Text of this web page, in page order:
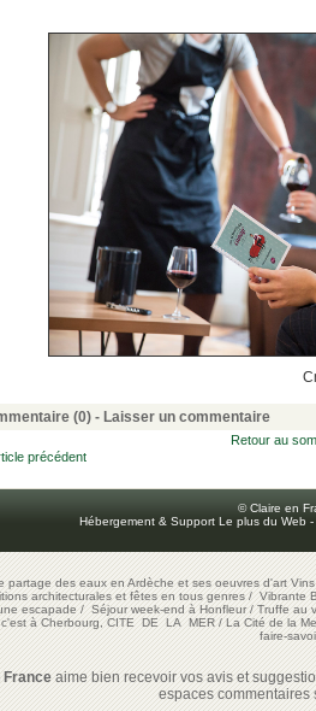
(0) - Laisser un commentaire
Retour au
précédent
© Claire en
Hébergement & Support Le plus du Web -
partage des eaux en Ardèche et ses oeuvres d'art
architecturales et fêtes en tous genres/Vibrante
escapade/Séjour week-end à Honfleur/Truffe au
à Cherbourg, CITE DE LA MER/La Cité de la
faire-
Franceaime bien recevoir vos avis et
espaces commentaires